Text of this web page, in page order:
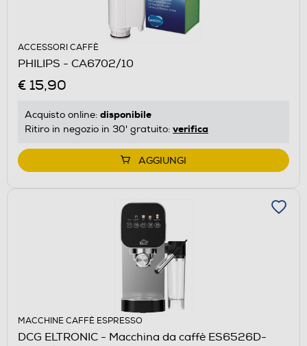
ACCESSORI CAFFÈ
PHILIPS - CA6702/10
€ 15,90
Acquisto online: disponibile
Ritiro in negozio in 30' gratuito: verifica
AGGIUNGI
MACCHINE CAFFÈ ESPRESSO
DCG ELTRONIC - Macchina da caffè ES6526D-